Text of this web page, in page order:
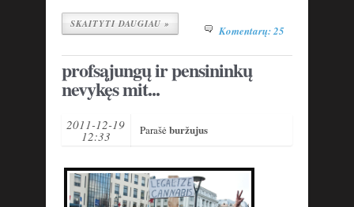
SKAITYTI DAUGIAU » Komentarų: 25
profsąjungų ir pensininkų
nevykęs mit...
2011-12-19
12:33 Parašėburžujus